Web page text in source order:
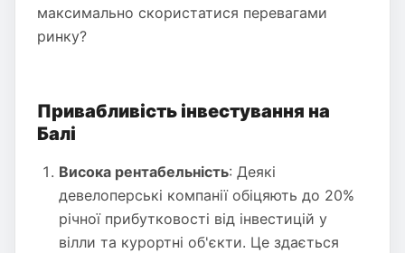
максимально скористатися перевагами
ринку?
Привабливість інвестування на
Балі
Висока рентабельність: Деякі
девелоперські компанії обіцяють до 20%
річної прибутковості від інвестицій у
вілли та курортні об'єкти. Це здається